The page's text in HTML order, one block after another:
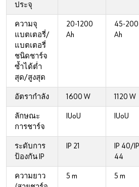
ประจุ
ความจุ
แบตเตอรี่/
แบตเตอรี่
ชนิดชาร์จ
ซ้ำได้ต่ำ
สุด/สูงสุด
20-1200
Ah
45-200
Ah
อัตรากำลัง 1600 W 1120 W
ลักษณะ
การชาร์จ
IUoU IUoU
ระดับการ
ป้องกัน IP
IP 21
IP 40/IP
44
ความยาว
5 m 5 m